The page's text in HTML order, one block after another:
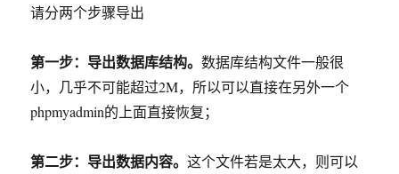
请分两个步骤导出
第一步：导出数据库结构。数据库结构文件一般很
小，几乎不可能超过2M，所以可以直接在另外一个
phpmyadmin的上面直接恢复；
第二步：导出数据内容。这个文件若是太大，则可以